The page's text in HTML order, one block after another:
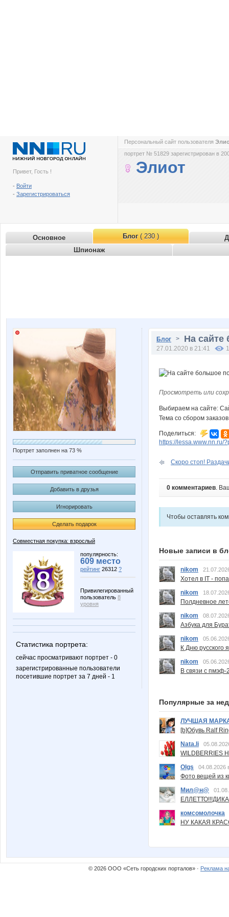
Привет, Гость !
- Войти
- Зарегистрироваться
Персональный сайт пользователя
портрет № 51829 зарегистрирован в
Элиот
Основное Блог( 230 )
Шпионаж
Портрет заполнен на 73 %
Отправить приватное сообщение
Добавить в друзья
Игнорировать
Сделать подарок
Совместная покупка: взрослый
популярность:
609 место
рейтинг 26312 ?
Привилегированный
пользователь 8
уровня
Статистика портрета:
сейчас просматривают портрет - 0
зарегистрированные пользователи
посетившие портрет за 7 дней - 1
Блог > На сайте
27.01.2020 в 21:41
Просмотреть или
Выбираем на сайте:
Тема со сбором
Поделиться:
https://lessa.www.nn.ru/
Скоро стоп!
0 комментариев.
Чтобы оставлять
Новые записи в
nikom
Хотел в IT -
nikom
Полдневное
nikom
Азбука для
nikom
К Дню русского
nikom
В связи с пмэф-
Популярные за
ЛУЧШАЯ
[b]Обувь Ralf
Nata.li
Olgs
04.08.2026
Фото вещей из
Мил@н@
комсомолочка
НУ КАКАЯ
© 2026 ООО «Сеть городских порталов» · Реклама